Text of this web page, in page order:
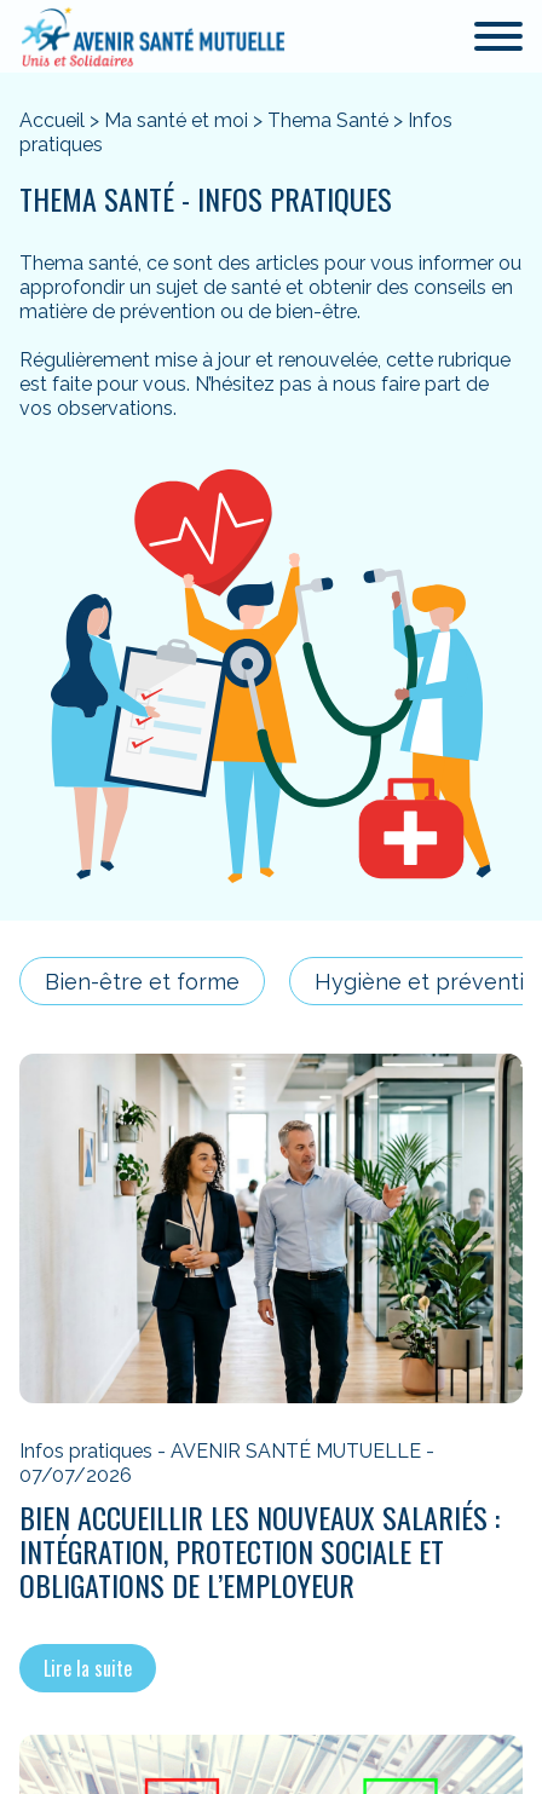
Accueil > Ma santé et moi > Thema Santé > Infos
pratiques
THEMA SANTÉ - INFOS PRATIQUES
Thema santé, ce sont des articles pour vous informer ou
approfondir un sujet de santé et obtenir des conseils en
matière de prévention ou de bien-être.
Régulièrement mise à jour et renouvelée, cette rubrique
est faite pour vous. N’hésitez pas à nous faire part de
vos observations.
Bien-être et forme Hygiène et
Infos pratiques - AVENIR SANTÉ MUTUELLE -
07/07/2026
BIEN ACCUEILLIR LES NOUVEAUX SALARIÉS :
INTÉGRATION, PROTECTION SOCIALE ET
OBLIGATIONS DE L’EMPLOYEUR
Lire la suite